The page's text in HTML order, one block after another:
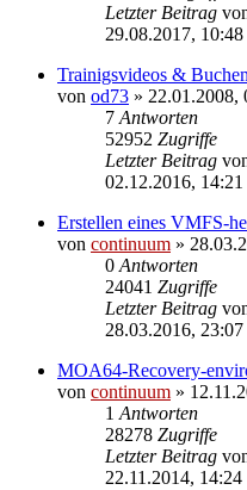
Letzter Beitrag
29.08.2017, 10:48
Trainigsvideos &
von od73 » 22.01.2008,
7 Antworten
52952 Zugriffe
Letzter Beitrag
02.12.2016, 14:21
Erstellen eines VMFS-
von continuum »
0 Antworten
24041 Zugriffe
Letzter Beitrag
28.03.2016, 23:07
MOA64-Recovery-
von continuum »
1 Antworten
28278 Zugriffe
Letzter Beitrag
22.11.2014, 14:24